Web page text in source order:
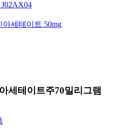
J02AX04
아세테이트 50mg
세테이트주70밀리그램